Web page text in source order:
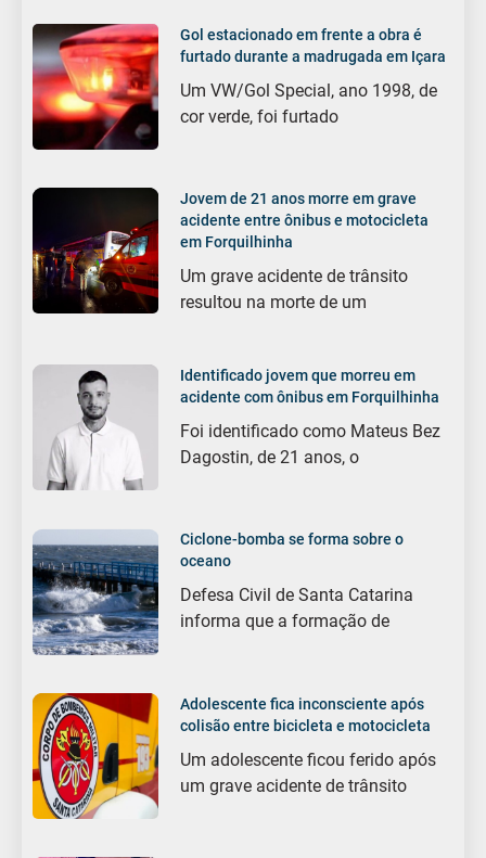
Gol estacionado em frente a obra é
furtado durante a madrugada em Içara
Um VW/Gol Special, ano 1998, de
cor verde, foi furtado
Jovem de 21 anos morre em grave
acidente entre ônibus e motocicleta
em Forquilhinha
Um grave acidente de trânsito
resultou na morte de um
Identificado jovem que morreu em
acidente com ônibus em Forquilhinha
Foi identificado como Mateus Bez
Dagostin, de 21 anos, o
Ciclone-bomba se forma sobre o
oceano
Defesa Civil de Santa Catarina
informa que a formação de
Adolescente fica inconsciente após
colisão entre bicicleta e motocicleta
Um adolescente ficou ferido após
um grave acidente de trânsito